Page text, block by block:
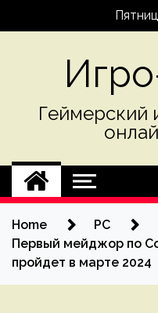
Геймерский
Home
PC
Первый мейджор по
пройдет в марте 2024